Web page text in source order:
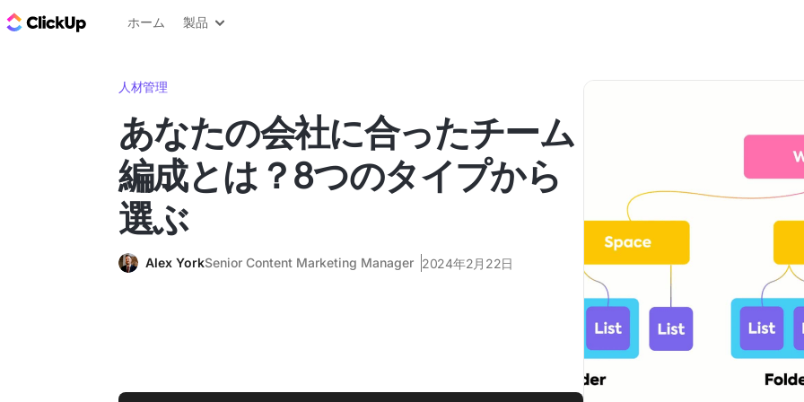
ClickUp ブログ
ホーム 製品
人材管理
あなたの会社に合ったチーム
編成とは？8つのタイプから
選ぶ
Alex YorkSenior Content Marketing Manager 2024年2月22日